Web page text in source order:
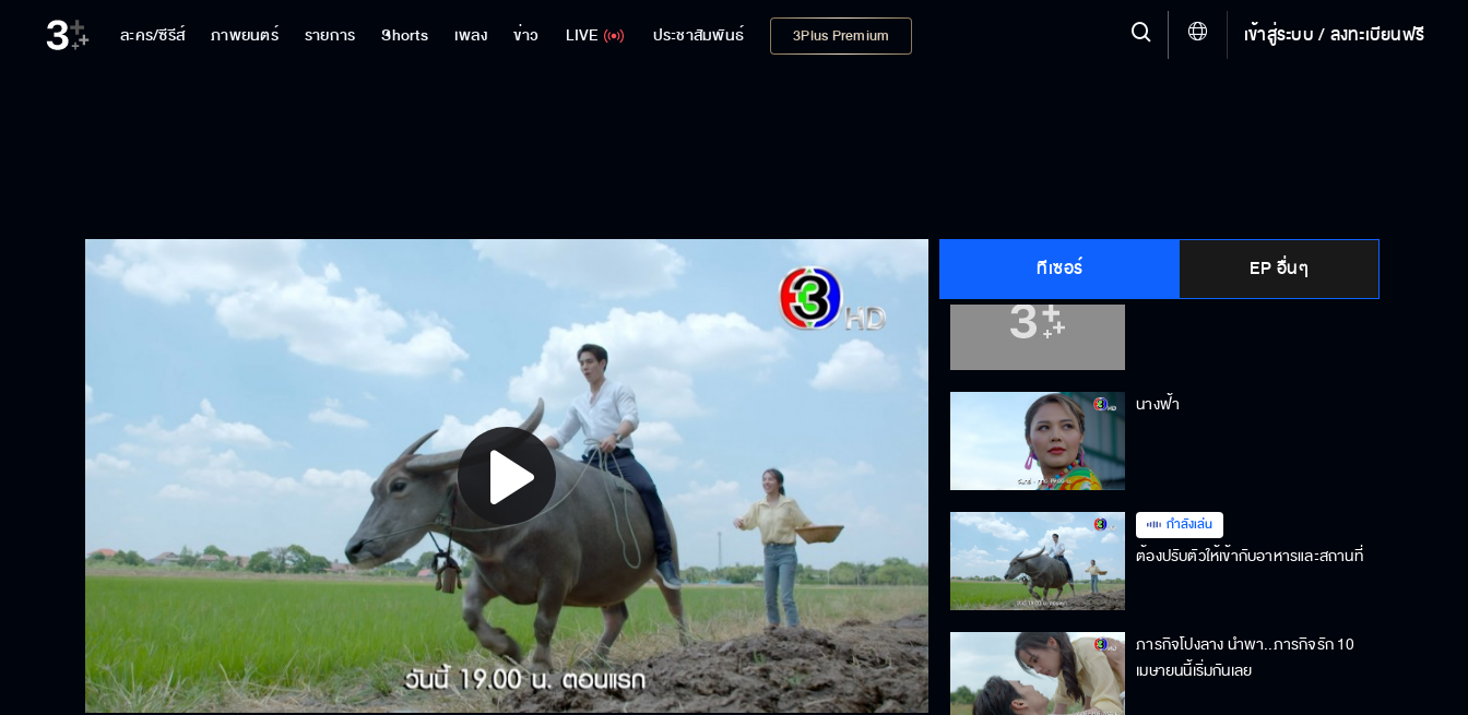
ละคร/ซีรีส์ ภาพยนตร์ รายการ Shorts เพลง ข่าว LIVE ประชาสัมพันธ์ 3Plus Premium เข้าสู่ระบบ / ลงทะเบียนฟรี
Play
Video
ทีเซอร์ EP อื่นๆ
ยังมีหน้ามาเหยียบที่นี่อีกหรอ
พ่อกับลูกไม่ถูกกัน ฉันจะได้หาพวกได้
นางฟ้า
กำลังเล่น
ต้องปรับตัวให้เข้ากับอาหารและสถานที่
ภารกิจโปงลาง นำพา..ภารกิจรัก 10
เมษายนนี้เริ่มกันเลย